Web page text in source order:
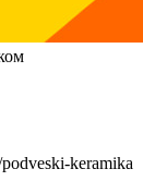
keramika